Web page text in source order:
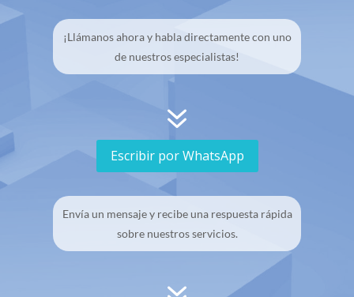
¡Llámanos ahora y habla directamente con uno
de nuestros especialistas!
7
Escribir por WhatsApp
Envía un mensaje y recibe una respuesta rápida
sobre nuestros servicios.